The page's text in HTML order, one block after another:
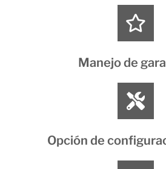
Manejo de
Opción de